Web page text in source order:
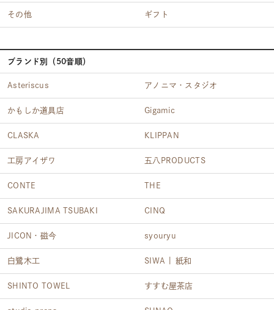
その他 ギフト
ブランド別（50音順）
Asteriscus アノニマ・スタジオ
かもしか道具店 Gigamic
CLASKA KLIPPAN
工房アイザワ 五八PRODUCTS
CONTE THE
SAKURAJIMA TSUBAKI CINQ
JICON・磁今 syouryu
白鷺木工 SIWA | 紙和
SHINTO TOWEL すすむ屋茶店